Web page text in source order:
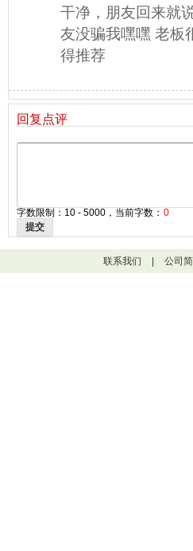
干净，朋友回来就
友没骗我嘿嘿 老板
得推荐
回复点评
字数限制：10 - 5000，当前字数： 0
提交
联系我们 公司